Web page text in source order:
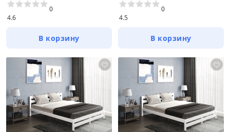
4.6
0
В корзину
4.5
0
В корзину